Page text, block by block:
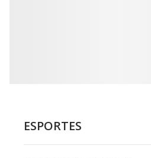
ESPORTES